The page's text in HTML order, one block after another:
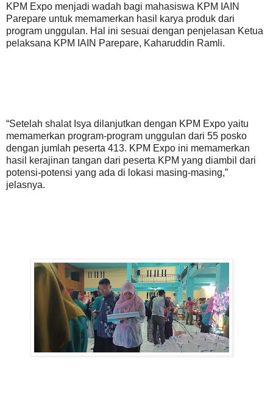
KPM Expo menjadi wadah bagi mahasiswa KPM IAIN
Parepare untuk memamerkan hasil karya produk dari
program unggulan. Hal ini sesuai dengan penjelasan Ketua
pelaksana KPM IAIN Parepare, Kaharuddin Ramli.
“Setelah shalat Isya dilanjutkan dengan KPM Expo yaitu
memamerkan program-program unggulan dari 55 posko
dengan jumlah peserta 413. KPM Expo ini memamerkan
hasil kerajinan tangan dari peserta KPM yang diambil dari
potensi-potensi yang ada di lokasi masing-masing,”
jelasnya.